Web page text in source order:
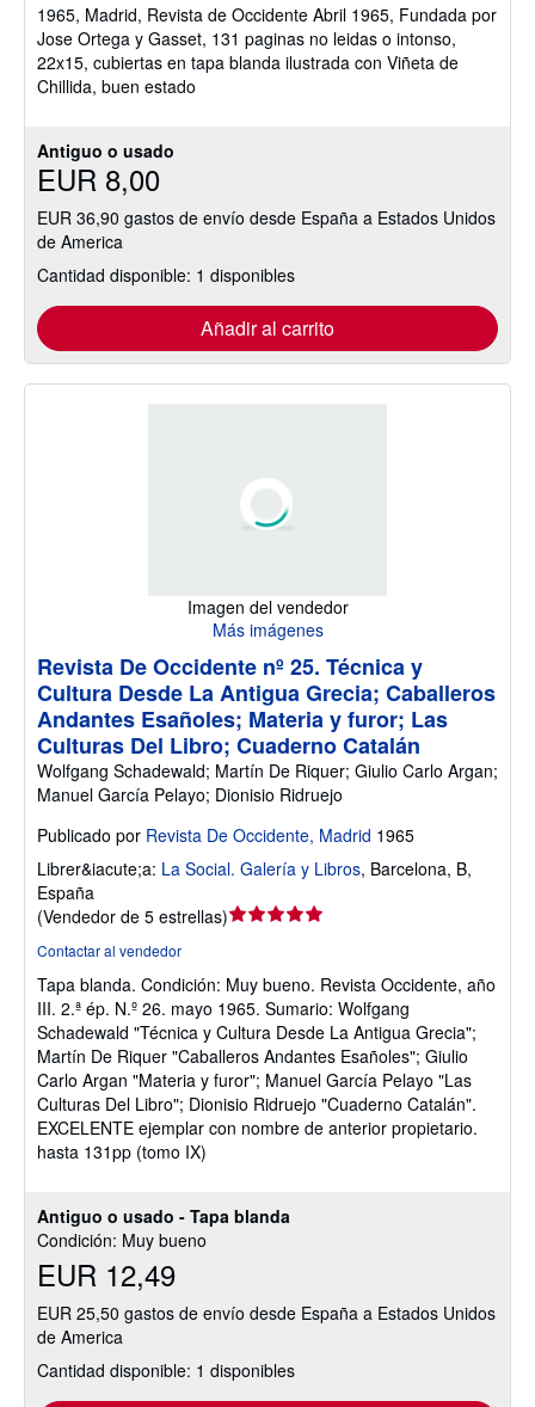
Antiguo o usado
EUR 8,00
EUR 36,90 gastos de envío desde España a Estados Unidos
de America
Cantidad disponible: 1 disponibles
Añadir al carrito
5
de
5
1965, Madrid, Revista de Occidente Abril 1965, Fundada por
Jose Ortega y Gasset, 131 paginas no leidas o intonso,
22x15, cubiertas en tapa blanda ilustrada con Viñeta de
Chillida, buen estado
Imagen del vendedor
Más imágenes
Antiguo o usado - Tapa blanda
Condición: Muy bueno
EUR 12,49
EUR 25,50 gastos de envío desde España a Estados Unidos
de America
Cantidad disponible: 1 disponibles
Revista De Occidente nº 25. Técnica y
Cultura Desde La Antigua Grecia; Caballeros
Andantes Esañoles; Materia y furor; Las
Culturas Del Libro; Cuaderno Catalán
Wolfgang Schadewald; Martín De Riquer; Giulio Carlo Argan;
Manuel García Pelayo; Dionisio Ridruejo
Publicado por Revista De Occidente, Madrid 1965
Librer&iacute;a: La Social. Galería y Libros, Barcelona, B,
España
(Vendedor de 5 estrellas)Calificación
5
de
5
estrellas
Contactar al vendedor
Tapa blanda. Condición: Muy bueno. Revista Occidente, año
III. 2.ª ép. N.º 26. mayo 1965. Sumario: Wolfgang
Schadewald "Técnica y Cultura Desde La Antigua Grecia";
Martín De Riquer "Caballeros Andantes Esañoles"; Giulio
Carlo Argan "Materia y furor"; Manuel García Pelayo "Las
Culturas Del Libro"; Dionisio Ridruejo "Cuaderno Catalán".
EXCELENTE ejemplar con nombre de anterior propietario.
hasta 131pp (tomo IX)